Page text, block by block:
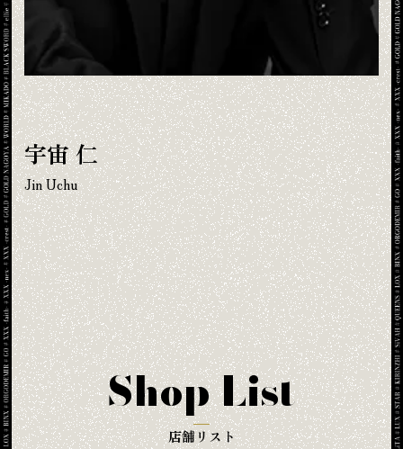
宇宙 仁
Jin Uchu
Shop List
店舗リスト